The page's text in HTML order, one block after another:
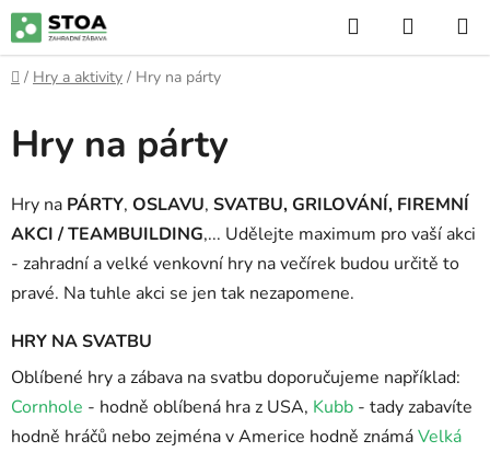
Přejít
na
obsah
Hledat
KOŠÍK
Domů
/ Hry a aktivity / Hry na párty
Hry na párty
Hry na PÁRTY, OSLAVU, SVATBU, GRILOVÁNÍ, FIREMNÍ
AKCI / TEAMBUILDING,... Udělejte maximum pro vaší akci
- zahradní a velké venkovní hry na večírek budou určitě to
pravé. Na tuhle akci se jen tak nezapomene.
HRY NA SVATBU
Oblíbené hry a zábava na svatbu doporučujeme například:
Cornhole - hodně oblíbená hra z USA, Kubb - tady zabavíte
hodně hráčů nebo zejména v Americe hodně známáVelká